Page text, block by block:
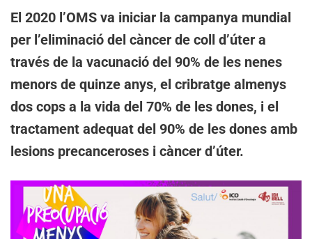
El 2020 l’OMS va iniciar la campanya mundial
per l’eliminació del càncer de coll d’úter a
través de la vacunació del 90% de les nenes
menors de quinze anys, el cribratge almenys
dos cops a la vida del 70% de les dones, i el
tractament adequat del 90% de les dones amb
lesions precanceroses i càncer d’úter.